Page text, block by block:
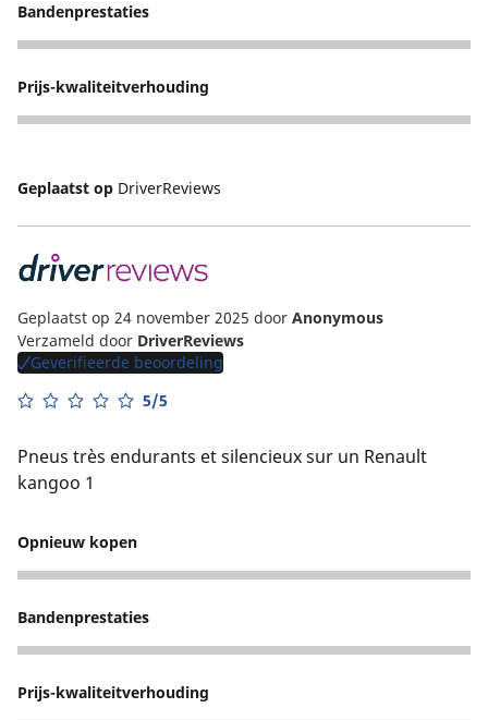
Bandenprestaties
5
Prijs-kwaliteitverhouding
5
Geplaatst op DriverReviews
Geplaatst op 24 november 2025 door Anonymous
Verzameld door DriverReviews
Geverifieerde beoordeling
5/5
Pneus très endurants et silencieux sur un Renault
kangoo 1
Opnieuw kopen
5
Bandenprestaties
5
Prijs-kwaliteitverhouding